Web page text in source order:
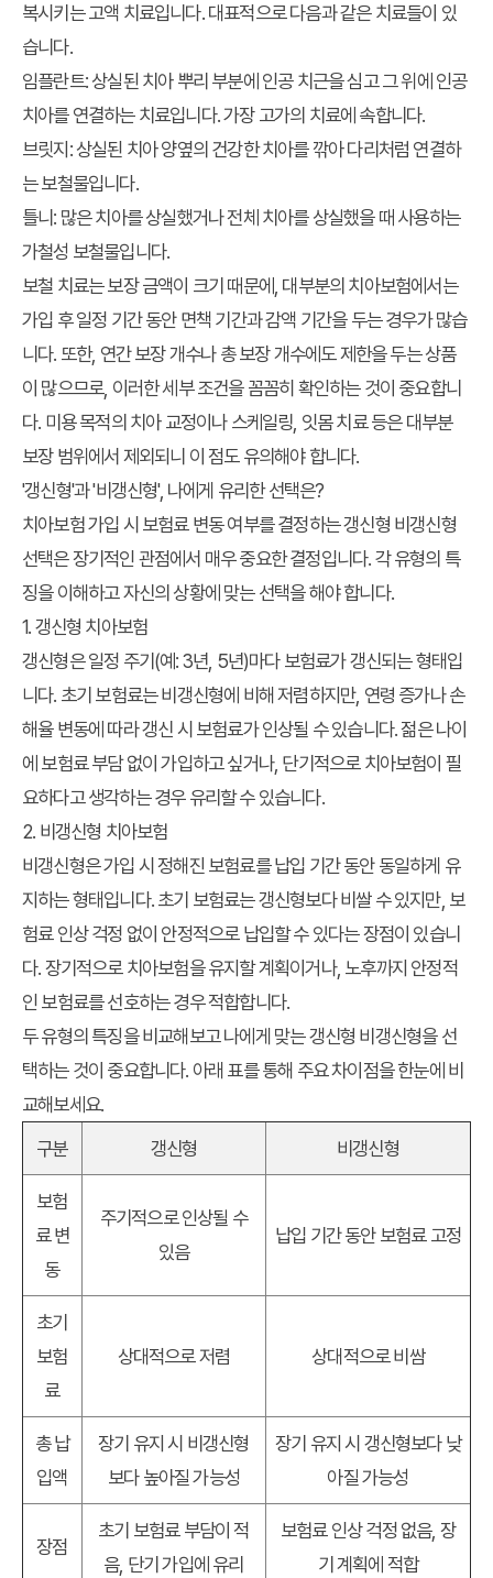
복시키는 고액 치료입니다. 대표적으로 다음과 같은 치료들이 있
습니다.
임플란트: 상실된 치아 뿌리 부분에 인공 치근을 심고 그 위에 인공
치아를 연결하는 치료입니다. 가장 고가의 치료에 속합니다.
브릿지: 상실된 치아 양옆의 건강한 치아를 깎아 다리처럼 연결하
는 보철물입니다.
틀니: 많은 치아를 상실했거나 전체 치아를 상실했을 때 사용하는
가철성 보철물입니다.
보철 치료는 보장 금액이 크기 때문에, 대부분의 치아보험에서는
가입 후 일정 기간 동안 면책 기간과 감액 기간을 두는 경우가 많습
니다. 또한, 연간 보장 개수나 총 보장 개수에도 제한을 두는 상품
이 많으므로, 이러한 세부 조건을 꼼꼼히 확인하는 것이 중요합니
다. 미용 목적의 치아 교정이나 스케일링, 잇몸 치료 등은 대부분
보장 범위에서 제외되니 이 점도 유의해야 합니다.
'갱신형'과 '비갱신형', 나에게 유리한 선택은?
치아보험 가입 시 보험료 변동 여부를 결정하는갱신형 비갱신형
선택은 장기적인 관점에서 매우 중요한 결정입니다. 각 유형의 특
징을 이해하고 자신의 상황에 맞는 선택을 해야 합니다.
1. 갱신형 치아보험
갱신형은 일정 주기(예: 3년, 5년)마다 보험료가 갱신되는 형태입
니다. 초기 보험료는 비갱신형에 비해 저렴하지만, 연령 증가나 손
해율 변동에 따라 갱신 시 보험료가 인상될 수 있습니다. 젊은 나이
에 보험료 부담 없이 가입하고 싶거나, 단기적으로 치아보험이 필
요하다고 생각하는 경우 유리할 수 있습니다.
2. 비갱신형 치아보험
비갱신형은 가입 시 정해진 보험료를 납입 기간 동안 동일하게 유
지하는 형태입니다. 초기 보험료는 갱신형보다 비쌀 수 있지만, 보
험료 인상 걱정 없이 안정적으로 납입할 수 있다는 장점이 있습니
다. 장기적으로 치아보험을 유지할 계획이거나, 노후까지 안정적
인 보험료를 선호하는 경우 적합합니다.
두 유형의 특징을 비교해보고 나에게 맞는갱신형 비갱신형을 선
택하는 것이 중요합니다. 아래 표를 통해 주요 차이점을 한눈에 비
교해보세요.
구분
갱신형 비갱신형
보험
료 변
동
주기적으로 인상될 수
있음
납입 기간 동안 보험료 고정
초기
보험
료
상대적으로 저렴 상대적으로 비쌈
총 납
입액
장기 유지 시 비갱신형
보다 높아질 가능성
장기 유지 시 갱신형보다 낮
아질 가능성
장점
초기 보험료 부담이 적
음, 단기 가입에 유리
보험료 인상 걱정 없음, 장
기 계획에 적합